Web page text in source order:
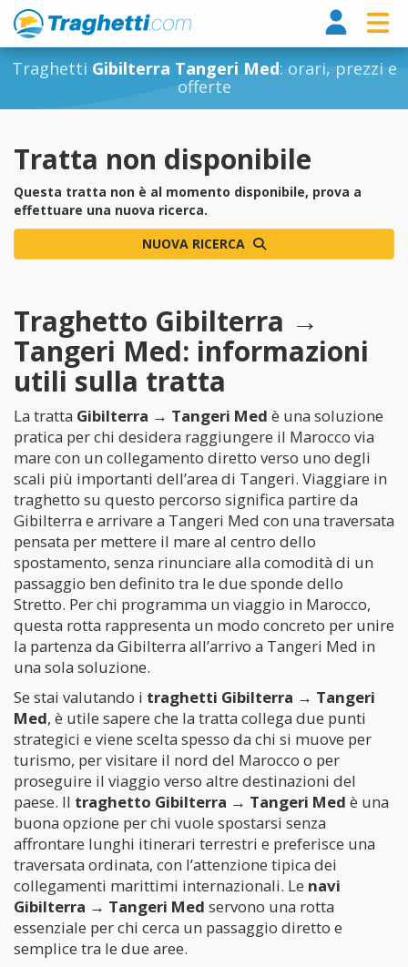
Traghetti Gibilterra Tangeri Med: orari, prezzi e
offerte
Tratta non disponibile
Questa tratta non è al momento disponibile, prova a
effettuare una nuova ricerca.
NUOVA RICERCA
Traghetto Gibilterra →
Tangeri Med: informazioni
utili sulla tratta
La tratta Gibilterra → Tangeri Med è una soluzione
pratica per chi desidera raggiungere il Marocco via
mare con un collegamento diretto verso uno degli
scali più importanti dell’area di Tangeri. Viaggiare in
traghetto su questo percorso significa partire da
Gibilterra e arrivare a Tangeri Med con una traversata
pensata per mettere il mare al centro dello
spostamento, senza rinunciare alla comodità di un
passaggio ben definito tra le due sponde dello
Stretto. Per chi programma un viaggio in Marocco,
questa rotta rappresenta un modo concreto per unire
la partenza da Gibilterra all’arrivo a Tangeri Med in
una sola soluzione.
Se stai valutando i traghetti Gibilterra → Tangeri
Med, è utile sapere che la tratta collega due punti
strategici e viene scelta spesso da chi si muove per
turismo, per visitare il nord del Marocco o per
proseguire il viaggio verso altre destinazioni del
paese. Il traghetto Gibilterra → Tangeri Med è una
buona opzione per chi vuole spostarsi senza
affrontare lunghi itinerari terrestri e preferisce una
traversata ordinata, con l’attenzione tipica dei
collegamenti marittimi internazionali. Le navi
Gibilterra → Tangeri Med servono una rotta
essenziale per chi cerca un passaggio diretto e
semplice tra le due aree.